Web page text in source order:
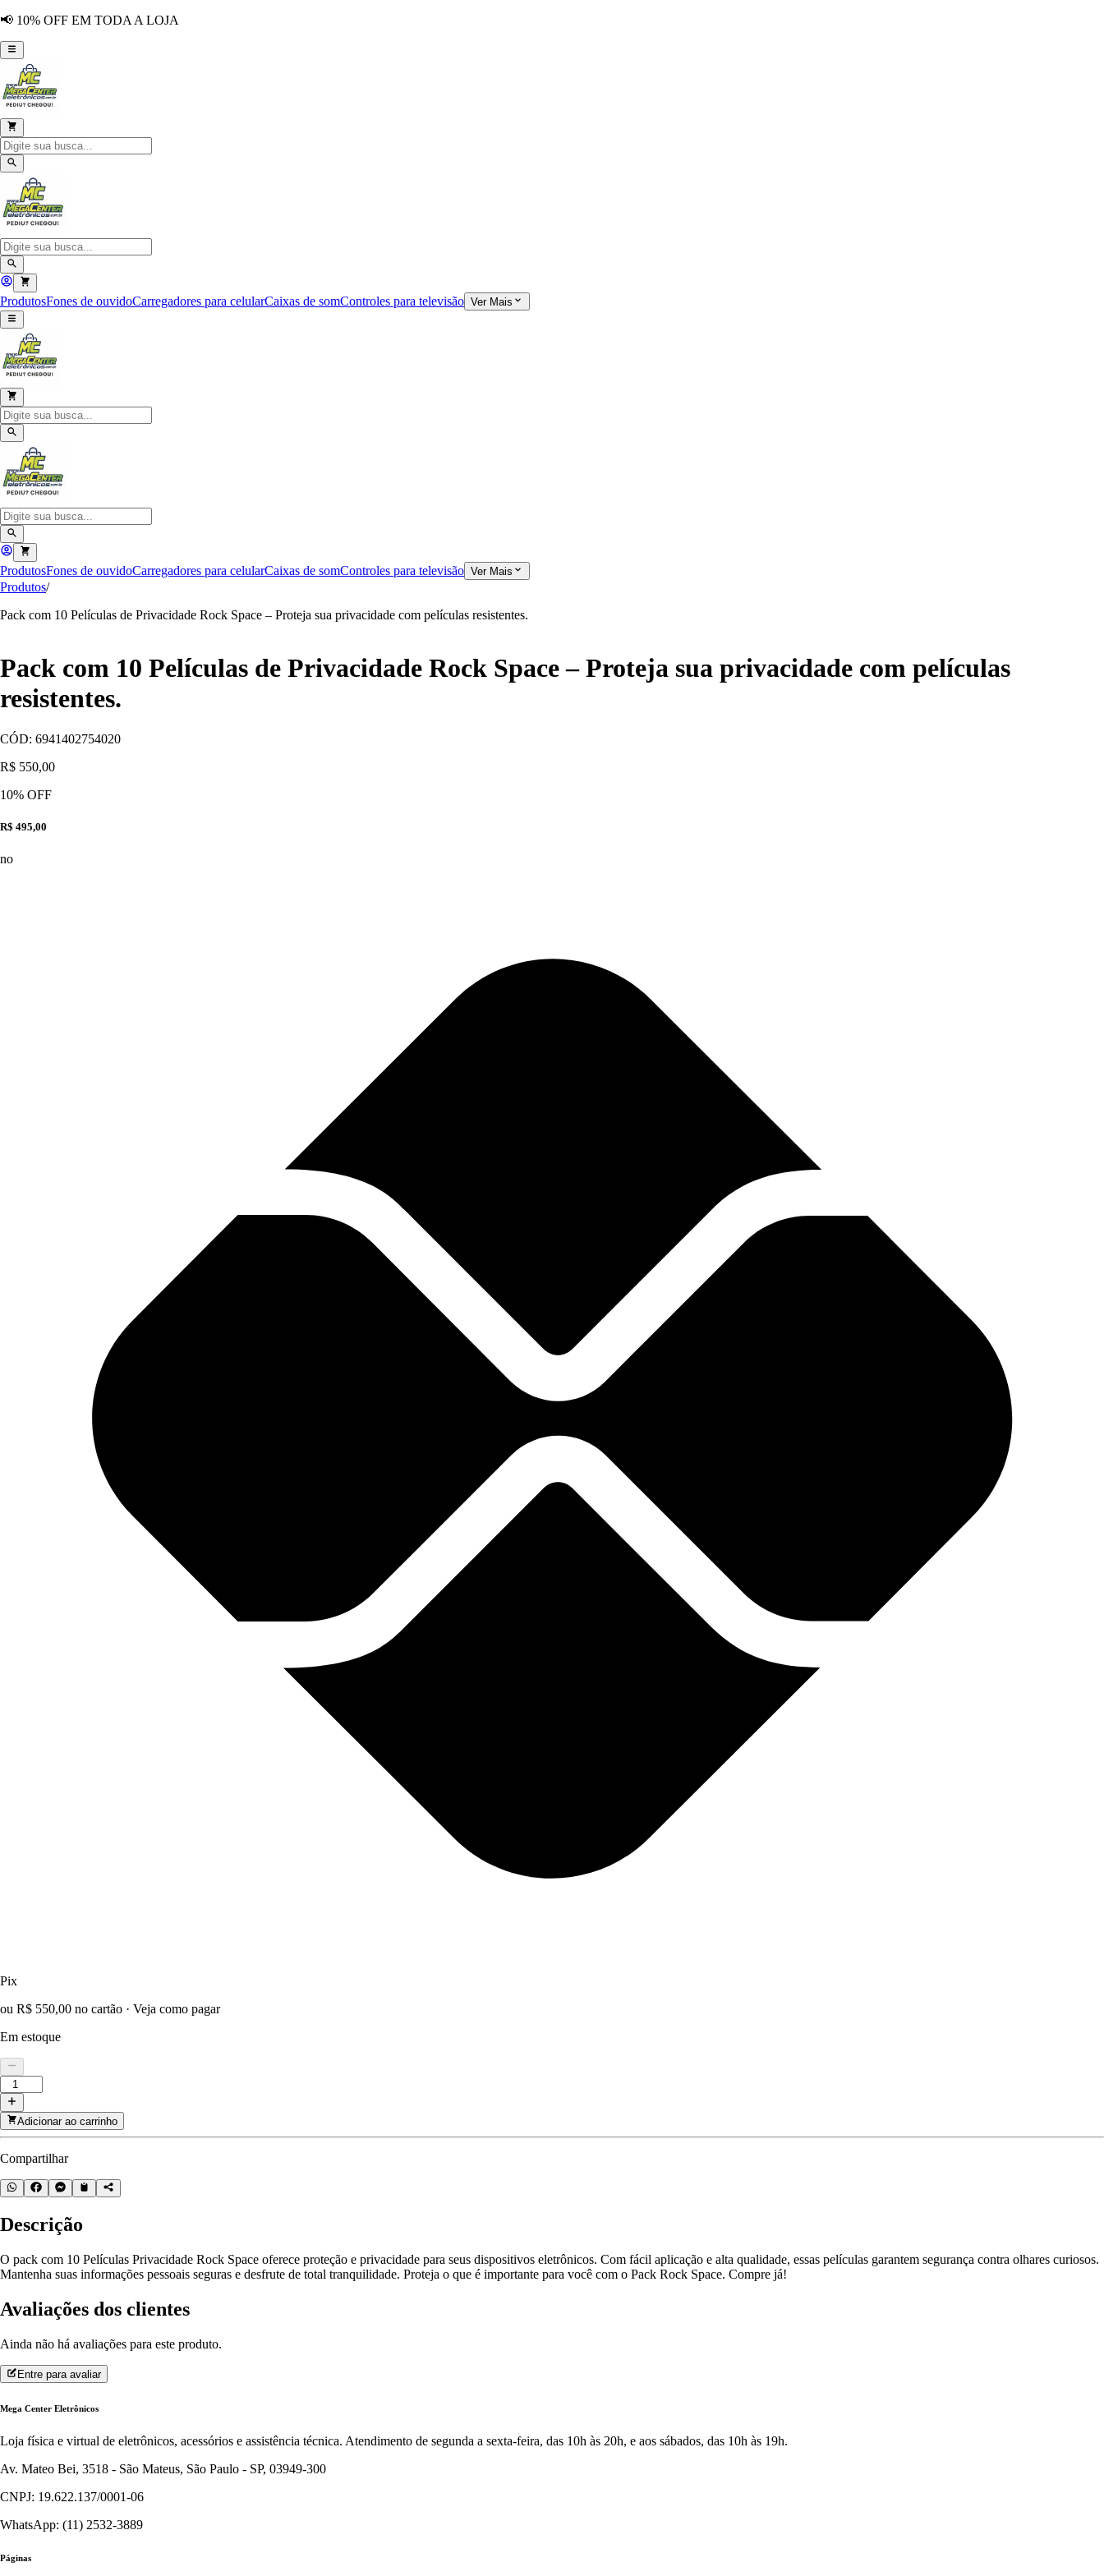
📢 10% OFF EM TODA A LOJA
ProdutosFones de ouvidoCarregadores para celularCaixas de somControles para televisão Ver Mais
ProdutosFones de ouvidoCarregadores para celularCaixas de somControles para televisão Ver Mais
Produtos/
Pack com 10 Películas de Privacidade Rock Space – Proteja sua privacidade com películas resistentes.
Pack com 10 Películas de Privacidade Rock Space – Proteja sua privacidade com películas
resistentes.
CÓD: 6941402754020
R$ 550,00
10% OFF
R$ 495,00
no
Pix
ou R$ 550,00 no cartão · Veja como pagar
Em estoque
Adicionar ao carrinho
Compartilhar
Descrição
O pack com 10 Películas Privacidade Rock Space oferece proteção e privacidade para seus dispositivos eletrônicos. Com fácil aplicação e alta qualidade, essas películas garantem segurança contra olhares curiosos.
Mantenha suas informações pessoais seguras e desfrute de total tranquilidade. Proteja o que é importante para você com o Pack Rock Space. Compre já!
Avaliações dos clientes
Ainda não há avaliações para este produto.
Entre para avaliar
Mega Center Eletrônicos
Loja física e virtual de eletrônicos, acessórios e assistência técnica. Atendimento de segunda a sexta-feira, das 10h às 20h, e aos sábados, das 10h às 19h.
Av. Mateo Bei, 3518 - São Mateus, São Paulo - SP, 03949-300
CNPJ: 19.622.137/0001-06
WhatsApp: (11) 2532-3889
Páginas